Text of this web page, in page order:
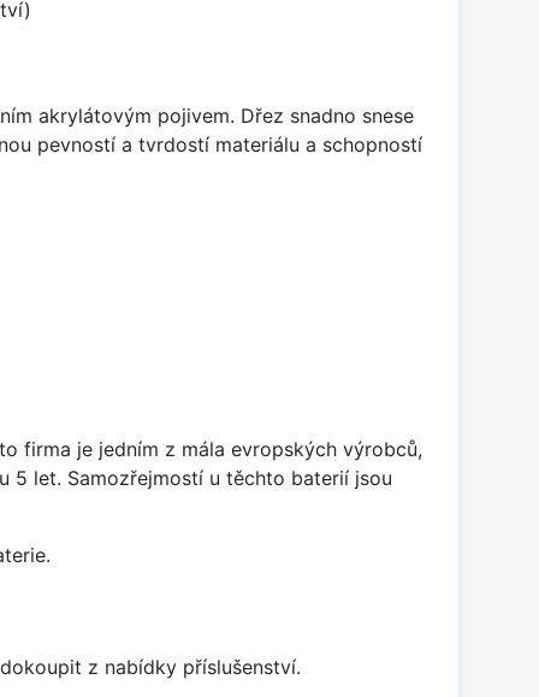
akrylátovým pojivem. Dřez snadno snese
pevností a tvrdostí materiálu a schopností
firma je jedním z mála evropských výrobců,
5 let. Samozřejmostí u těchto baterií jsou
z nabídky příslušenství.